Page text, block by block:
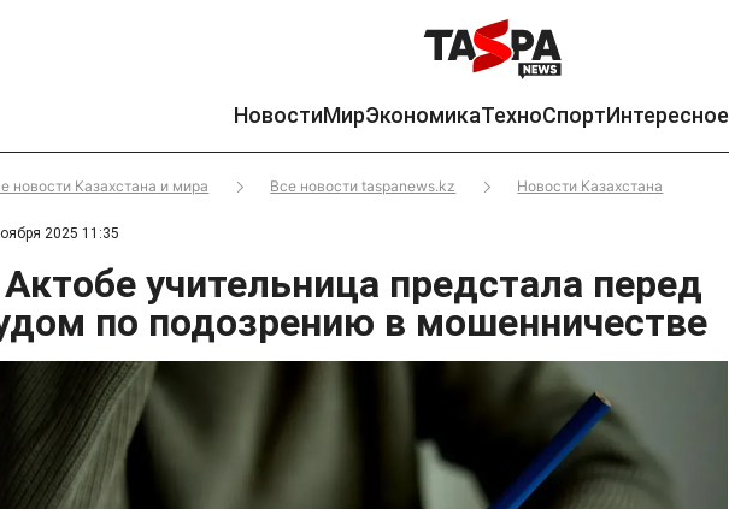
НовостиМирЭкономикаТехноСпортИнтересное
новости Казахстана и мира Все новости taspanews.kz Новости Казахстана
2025 11:35
учительница предстала перед
по подозрению в мошенничестве